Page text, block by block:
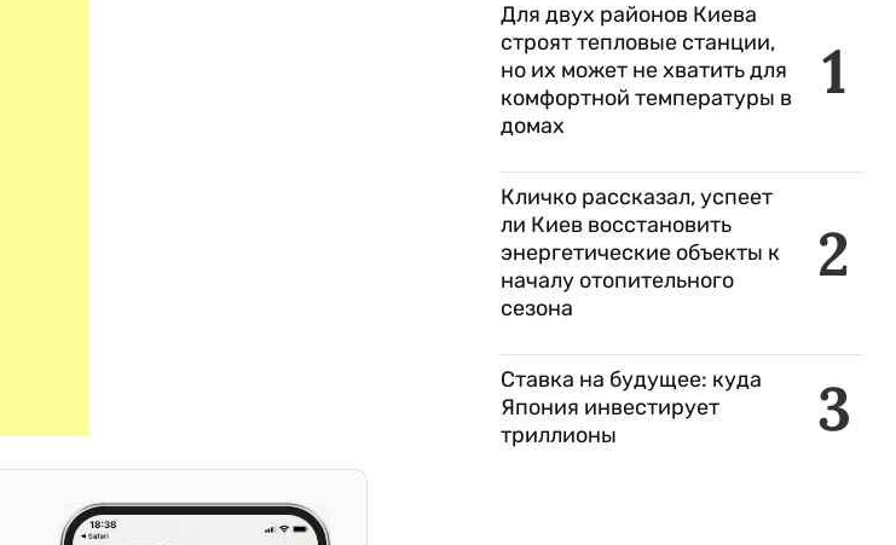
1
Для двух районов Киева
строят тепловые станции,
но их может не хватить для
комфортной температуры в
домах
2
Кличко рассказал, успеет
ли Киев восстановить
энергетические объекты к
началу отопительного
сезона
3
Ставка на будущее: куда
Япония инвестирует
триллионы